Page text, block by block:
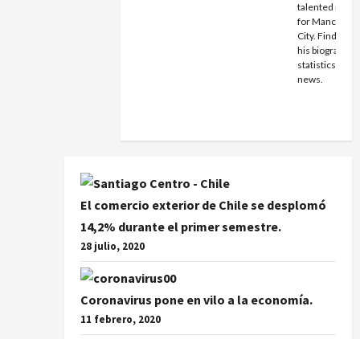
talented
for
City. Find out
his biography,
statistics and
news.
El comercio exterior de Chile se desplomó
14,2% durante el primer semestre.
28 julio, 2020
Coronavirus pone en vilo a la economía.
11 febrero, 2020